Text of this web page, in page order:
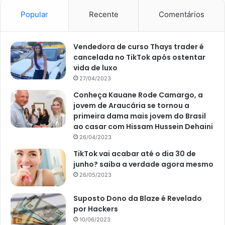
Inseticida de alho
O alho possui excelentes propriedades como repelente
natural. Para preparar esse poderoso inseticida é muito
simples. Primeiramente, bata uma cabeça de alho e alguns
cravos da índia no liquidificador. Depois, acrescente dois
copos de água até que se obtenha uma mistura bem
homogênea. Por fim, deixe-a descansando por pelo
menos um dia para que, depois, seja misturado com 3
litros de água. Para utilizar é bem simples; basta borrifar
com um spray, diretamente sobre as folhas das plantas.
Cascas de ovos
Popular Recente Comentários
Vendedora de curso Thays trader é
cancelada no TikTok após ostentar
vida de luxo
27/04/2023
Conheça Kauane Rode Camargo, a
jovem de Araucária se tornou a
primeira dama mais jovem do Brasil
ao casar com Hissam Hussein Dehaini
26/04/2023
TikTok vai acabar até o dia 30 de
junho? saiba a verdade agora mesmo
26/05/2023
Suposto Dono da Blaze é Revelado
por Hackers
10/06/2023